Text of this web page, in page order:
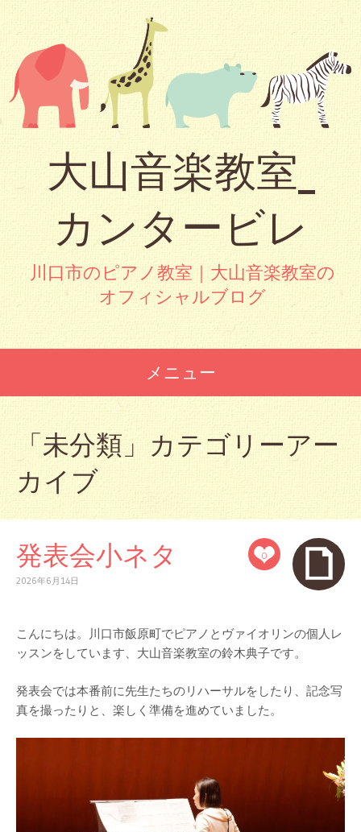
大山音楽教室_
カンタービレ
川口市のピアノ教室｜大山音楽教室の
オフィシャルブログ
メニュー
「未分類 」カテゴリーアー
カイブ
0
発表会小ネタ
2026年6月14日
こんにちは。川口市飯原町でピアノとヴァイオリンの個人レ
ッスンをしています、大山音楽教室の鈴木典子です。
発表会では本番前に先生たちのリハーサルをしたり、記念写
真を撮ったりと、楽しく準備を進めていました。